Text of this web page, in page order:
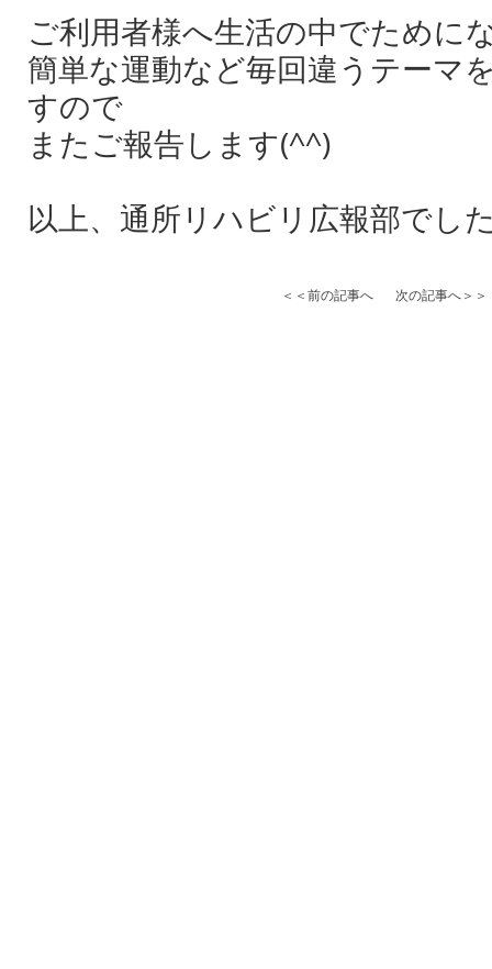
ご利用者様へ生活の中でために
簡単な運動など毎回違うテーマ
すので
またご報告します(^^)
以上、通所リハビリ広報部でし
＜＜前の記事へ 次の記事へ＞＞